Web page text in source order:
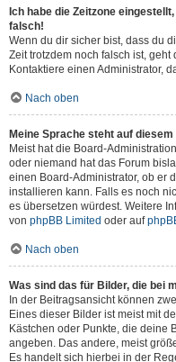
Ich habe die Zeitzone
falsch!
Wenn du dir sicher bist, dass du
Zeit trotzdem noch falsch ist,
Kontaktiere einen Administrator,
Nach oben
Meine Sprache steht auf
Meist hat die Board-
oder niemand hat das Forum
einen Board-Administrator, ob er
installieren kann. Falls es noch
es übersetzen würdest. Weitere
von phpBB Limited oder auf
Nach oben
Was sind das für Bilder, die bei
In der Beitragsansicht können
Eines dieser Bilder ist meist mit
Kästchen oder Punkte, die deine
angeben. Das andere, meist
Es handelt sich hierbei in der